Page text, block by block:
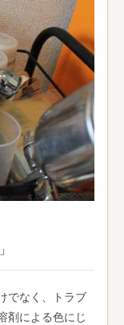
でなく、トラブ
剤による色にじ